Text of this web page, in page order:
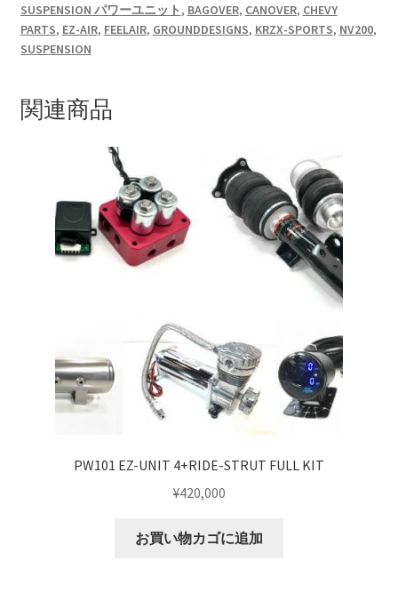
LOWRIDER TECHNOLOGY
PARTSカテゴリー一覧
RIDETECH SUSPENSION
SPORZA FORGED WHEEL
SUSPENSION
WHEEL 採寸表
WILWOOD BRAKE SYSTEM
ン
プ
＋
バ
ル
SUSPENSION パワーユニット , BAGOVER, CANOVER, CHEVY
PARTS, EZ-AIR, FEELAIR, GROUNDDESIGNS, KRZX-SPORTS, NV200,
SUSPENSION
関連商品
PW101 EZ-UNIT 4+RIDE-STRUT FULL KIT
¥420,000
お買い物カゴに追加